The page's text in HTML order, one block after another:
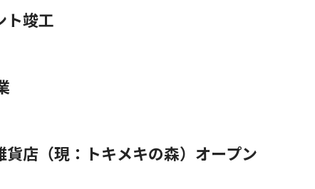
ト竣工
貨店（現：トキメキの森）オープン